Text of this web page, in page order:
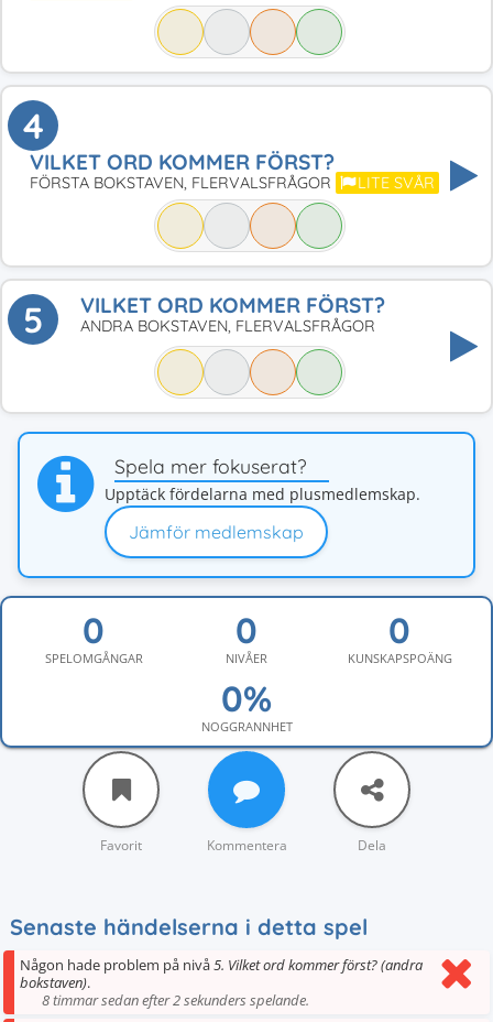
4
VILKET ORD KOMMER FÖRST?
FÖRSTA BOKSTAVEN, FLERVALSFRÅGOR LITE SVÅR
5 VILKET ORD KOMMER FÖRST?
ANDRA BOKSTAVEN, FLERVALSFRÅGOR
Spela mer fokuserat?
Upptäck fördelarna med plusmedlemskap.
Jämför medlemskap
SPELOMGÅNGAR NIVÅER KUNSKAPSPOÄNG
NOGGRANNHET
Favorit Kommentera Dela
Senaste händelserna i detta spel
Någon hade problem på nivå5. Vilket ord kommer först? (andra
bokstaven).
8 timmar sedan efter 2 sekunders spelande.